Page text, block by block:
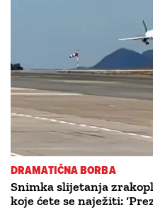
DRAMATIČNA BORBA
Snimka slijetanja
koje ćete se naježiti: